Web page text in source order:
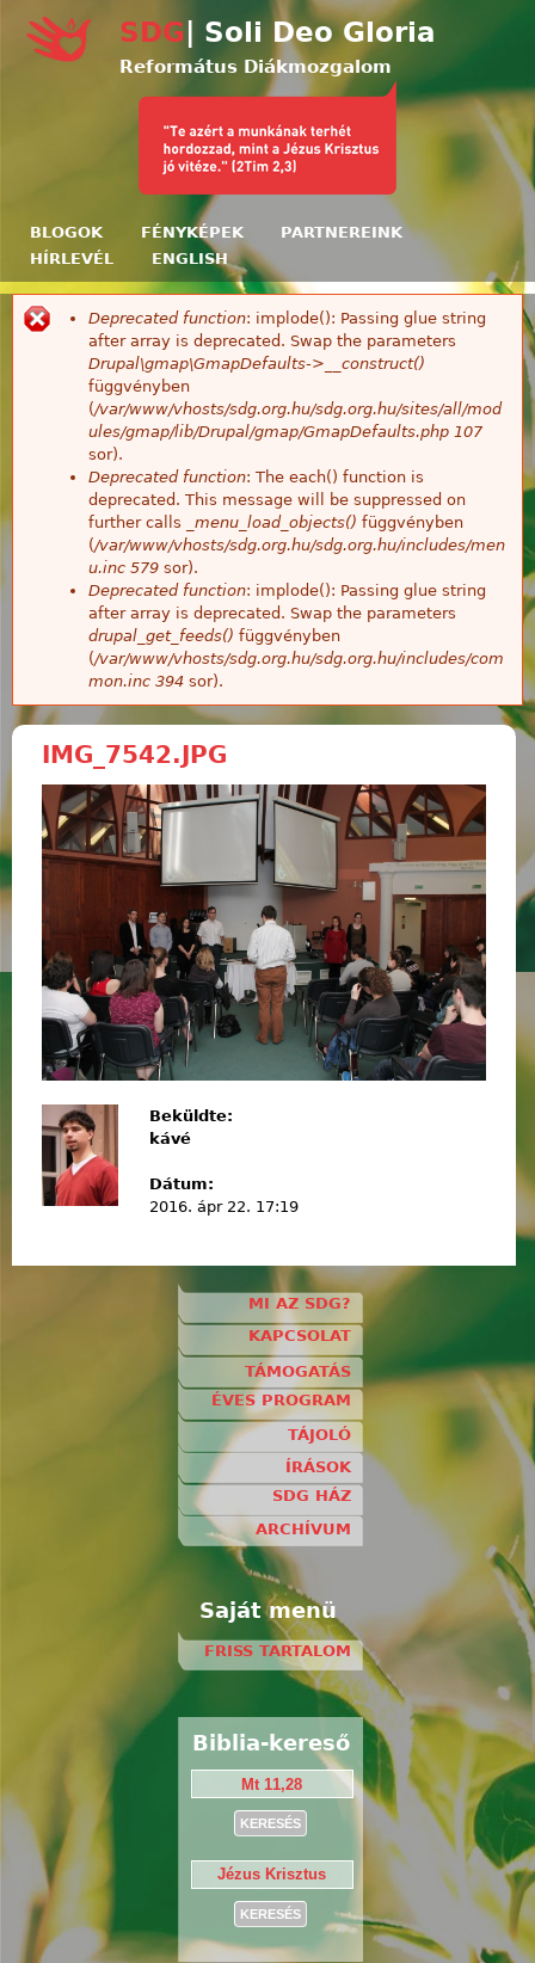
Ugrás a tartalomra
SDG | Soli Deo Gloria
Református Diákmozgalom
BLOGOK FÉNYKÉPEK
PARTNEREINK
HÍRLEVÉL
ENGLISH
Hibaüzenet
Deprecated function: implode(): Passing glue string
after array is deprecated. Swap the parameters
Drupal\gmap\GmapDefaults->__construct()
függvényben
(/var/www/vhosts/sdg.org.hu/sdg.org.hu/sites/all/mod
ules/gmap/lib/Drupal/gmap/GmapDefaults.php 107
sor).
Deprecated function: The each() function is
deprecated. This message will be suppressed on
further calls
_menu_load_objects() függvényben
(/var/www/vhosts/sdg.org.hu/sdg.org.hu/includes/men
u.inc 579 sor).
Deprecated function: implode(): Passing glue string
after array is deprecated. Swap the parameters
drupal_get_feeds() függvényben
(/var/www/vhosts/sdg.org.hu/sdg.org.hu/includes/com
mon.inc 394 sor).
IMG_7542.JPG
Beküldte:
kávé
Dátum:
2016. ápr 22. 17:19
MI AZ SDG?
KAPCSOLAT
TÁMOGATÁS
ÉVES PROGRAM
TÁJOLÓ
ÍRÁSOK
SDG HÁZ
ARCHÍVUM
Saját menü
FRISS TARTALOM
Biblia-kereső